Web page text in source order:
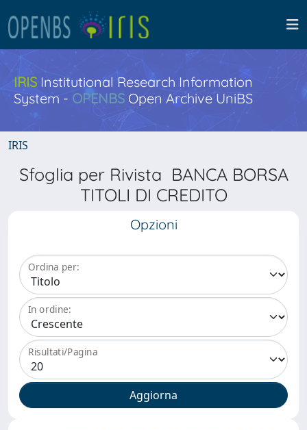
IRISInstitutional Research Information
System - OPENBS Open Archive UniBS
IRIS
Sfoglia per Rivista BANCA BORSA
TITOLI DI CREDITO
Opzioni
Ordina per:
In ordine:
Risultati/Pagina